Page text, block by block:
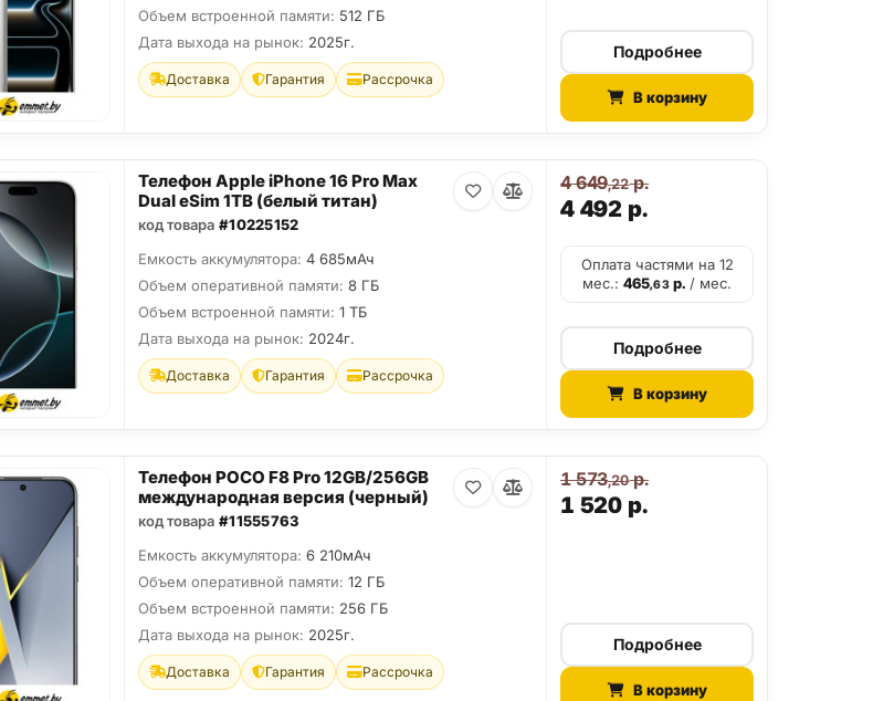
Объем встроенной памяти: 512 ГБ
Дата выхода на рынок: 2025г.
Доставка Гарантия Рассрочка
Подробнее
В корзину
Телефон Apple iPhone 16 Pro Max
Dual eSim 1TB (белый титан)
код товара #10225152
Емкость аккумулятора: 4 685мАч
Объем оперативной памяти: 8 ГБ
Объем встроенной памяти: 1 ТБ
Дата выхода на рынок: 2024г.
Доставка Гарантия Рассрочка
4 492 р.
4 649,22р.
Оплата частями на 12
мес.:465,63р./ мес.
Подробнее
В корзину
Телефон POCO F8 Pro 12GB/256GB
международная версия (черный)
код товара #11555763
Емкость аккумулятора: 6 210мАч
Объем оперативной памяти: 12 ГБ
Объем встроенной памяти: 256 ГБ
Дата выхода на рынок: 2025г.
Доставка Гарантия Рассрочка
1 520 р.
1 573,20р.
Подробнее
В корзину